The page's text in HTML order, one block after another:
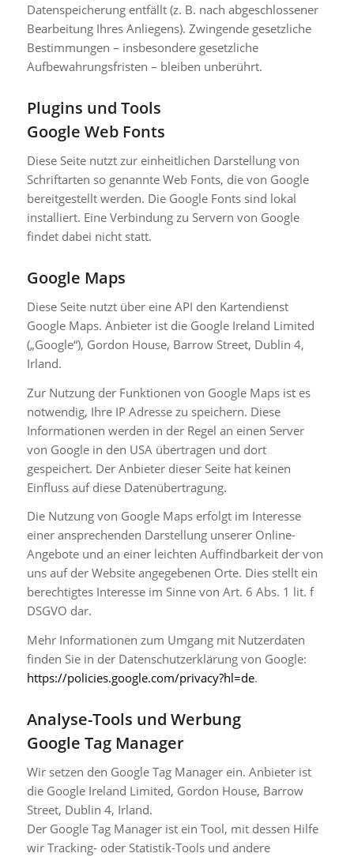
Datenspeicherung entfällt (z. B. nach abgeschlossener
Bearbeitung Ihres Anliegens). Zwingende gesetzliche
Bestimmungen – insbesondere gesetzliche
Aufbewahrungsfristen – bleiben unberührt.
Plugins und Tools
Google Web Fonts
Diese Seite nutzt zur einheitlichen Darstellung von
Schriftarten so genannte Web Fonts, die von Google
bereitgestellt werden. Die Google Fonts sind lokal
installiert. Eine Verbindung zu Servern von Google
findet dabei nicht statt.
Google Maps
Diese Seite nutzt über eine API den Kartendienst
Google Maps. Anbieter ist die Google Ireland Limited
(„Google“), Gordon House, Barrow Street, Dublin 4,
Irland.
Zur Nutzung der Funktionen von Google Maps ist es
notwendig, Ihre IP Adresse zu speichern. Diese
Informationen werden in der Regel an einen Server
von Google in den USA übertragen und dort
gespeichert. Der Anbieter dieser Seite hat keinen
Einfluss auf diese Datenübertragung.
Die Nutzung von Google Maps erfolgt im Interesse
einer ansprechenden Darstellung unserer Online-
Angebote und an einer leichten Auffindbarkeit der von
uns auf der Website angegebenen Orte. Dies stellt ein
berechtigtes Interesse im Sinne von Art. 6 Abs. 1 lit. f
DSGVO dar.
Mehr Informationen zum Umgang mit Nutzerdaten
finden Sie in der Datenschutzerklärung von Google:
https://policies.google.com/privacy?hl=de.
Analyse-Tools und Werbung
Google Tag Manager
Wir setzen den Google Tag Manager ein. Anbieter ist
die Google Ireland Limited, Gordon House, Barrow
Street, Dublin 4, Irland.
Der Google Tag Manager ist ein Tool, mit dessen Hilfe
wir Tracking- oder Statistik-Tools und andere